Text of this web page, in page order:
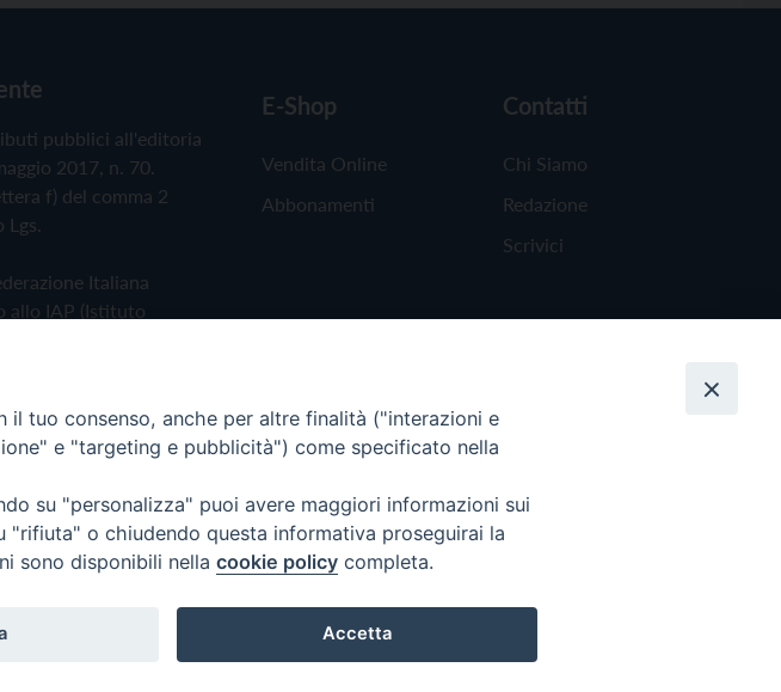
pubblici all'editoria
2017, n. 70.
f) del comma 2
Lgs.
Italiana
allo IAP (Istituto
E-Shop
Vendita Online
Abbonamenti
Contatti
Chi Siamo
Redazione
Scrivici
tuo consenso, anche per altre finalità ("interazioni e
e "targeting e pubblicità") come specificato nella
su "personalizza" puoi avere maggiori informazioni sui
o chiudendo questa informativa proseguirai la
sono disponibili nella cookie policy completa.
Accetta